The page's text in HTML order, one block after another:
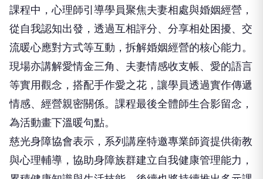
【大成報記者杜忠聰/臺南報導】由臺南市政府衛生
局主辦、社團法人臺南市慈光身障協會承辦的「你的
身體健康，我來疼惜－身障者及照顧者健康系列活
動」，持續為身障族群與照顧者提供多元健康支持服
務。該協會自小兒麻痺社團轉型為身障協會後，觀察
到高齡身障者隨年紀增長，不僅面臨慢性病、行動退